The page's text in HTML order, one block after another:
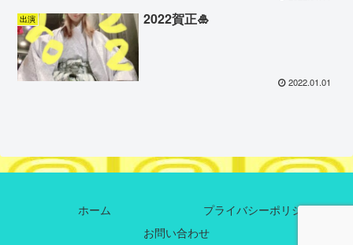
出演 2022賀正🎍
2022.01.01
ホーム
プライバシーポリシー
お問い合わせ